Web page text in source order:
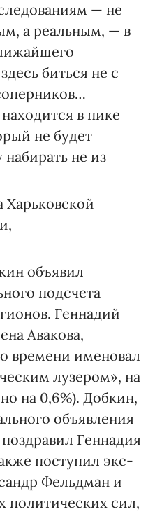
— не
а реальным, — в
биться не с
в пике
не будет
не из
Харьковской
объявил
подсчета
Геннадий
Авакова,
времени именовал
лузером», на
на 0,6%). Добкин,
объявления
Геннадия
поступил экс-
Фельдман и
политических сил,